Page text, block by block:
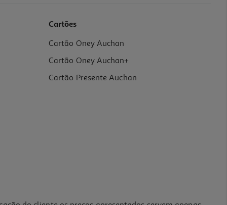
Cartões
Cartão Oney Auchan
Cartão Oney Auchan+
Cartão Presente Auchan